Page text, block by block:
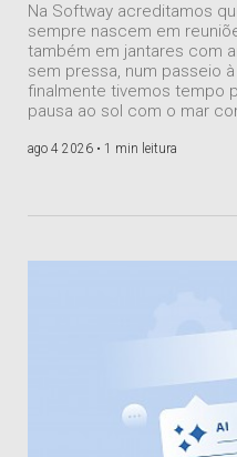
Na Softway acreditamos
sempre nascem em
também em jantares com
sem pressa, num passeio
finalmente tivemos tempo
pausa ao sol com o mar
ago 4 2026 • 1 min leitura